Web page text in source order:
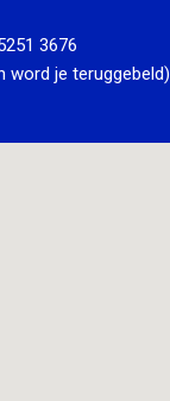
3676
word je teruggebeld).